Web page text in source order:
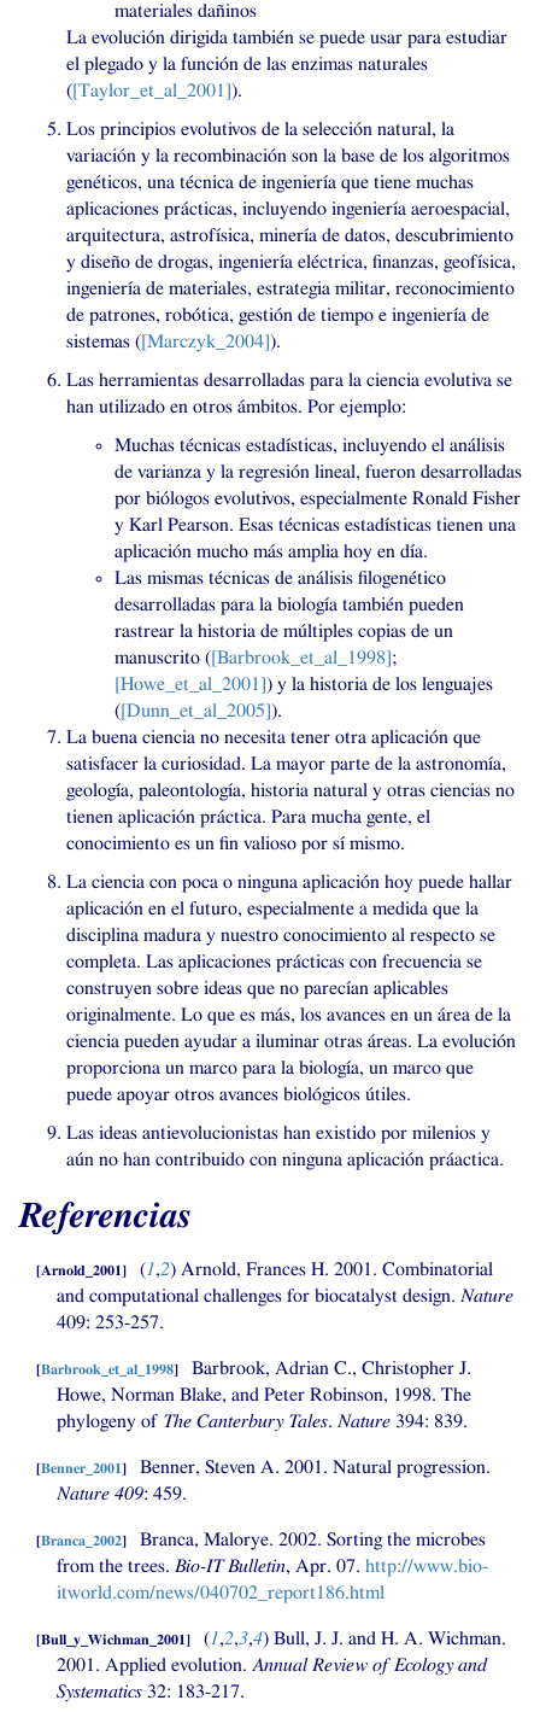
materiales dañinos
La evolución dirigida también se puede usar para estudiar
el plegado y la función de las enzimas naturales
([Taylor_et_al_2001]).
Los principios evolutivos de la selección natural, la
variación y la recombinación son la base de los algoritmos
genéticos, una técnica de ingeniería que tiene muchas
aplicaciones prácticas, incluyendo ingeniería aeroespacial,
arquitectura, astrofísica, minería de datos, descubrimiento
y diseño de drogas, ingeniería eléctrica, finanzas, geofísica,
ingeniería de materiales, estrategia militar, reconocimiento
de patrones, robótica, gestión de tiempo e ingeniería de
sistemas ([Marczyk_2004]).
Las herramientas desarrolladas para la ciencia evolutiva se
han utilizado en otros ámbitos. Por ejemplo:
Muchas técnicas estadísticas, incluyendo el análisis
de varianza y la regresión lineal, fueron desarrolladas
por biólogos evolutivos, especialmente Ronald Fisher
y Karl Pearson. Esas técnicas estadísticas tienen una
aplicación mucho más amplia hoy en día.
Las mismas técnicas de análisis filogenético
desarrolladas para la biología también pueden
rastrear la historia de múltiples copias de un
manuscrito ([Barbrook_et_al_1998];
[Howe_et_al_2001]) y la historia de los lenguajes
([Dunn_et_al_2005]).
La buena ciencia no necesita tener otra aplicación que
satisfacer la curiosidad. La mayor parte de la astronomía,
geología, paleontología, historia natural y otras ciencias no
tienen aplicación práctica. Para mucha gente, el
conocimiento es un fin valioso por sí mismo.
La ciencia con poca o ninguna aplicación hoy puede hallar
aplicación en el futuro, especialmente a medida que la
disciplina madura y nuestro conocimiento al respecto se
completa. Las aplicaciones prácticas con frecuencia se
construyen sobre ideas que no parecían aplicables
originalmente. Lo que es más, los avances en un área de la
ciencia pueden ayudar a iluminar otras áreas. La evolución
proporciona un marco para la biología, un marco que
puede apoyar otros avances biológicos útiles.
Las ideas antievolucionistas han existido por milenios y
aún no han contribuido con ninguna aplicación práactica.
Referencias
[Arnold_2001] (1,2) Arnold, Frances H. 2001. Combinatorial
and computational challenges for biocatalyst design. Nature
409: 253-257.
[Barbrook_et_al_1998]
Barbrook, Adrian C., Christopher J.
Howe, Norman Blake, and Peter Robinson, 1998. The
phylogeny of The Canterbury Tales. Nature 394: 839.
[Benner_2001]
Benner, Steven A. 2001. Natural progression.
Nature 409: 459.
[Branca_2002]
Branca, Malorye. 2002. Sorting the microbes
from the trees. Bio-ITBulletin, Apr. 07. http://www.bio-
itworld.com/news/040702_report186.html
[Bull_y_Wichman_2001] (1,2,3,4) Bull,J. J. andH. A. Wichman.
2001. Applied evolution. Annual Review of Ecology and
Systematics 32: 183-217.